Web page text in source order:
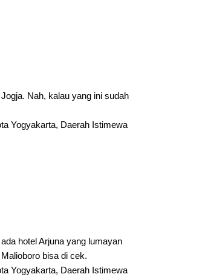
Nah, kalau yang ini sudah
Yogyakarta, Daerah Istimewa
hotel Arjuna yang lumayan
bisa di cek.
Yogyakarta, Daerah Istimewa